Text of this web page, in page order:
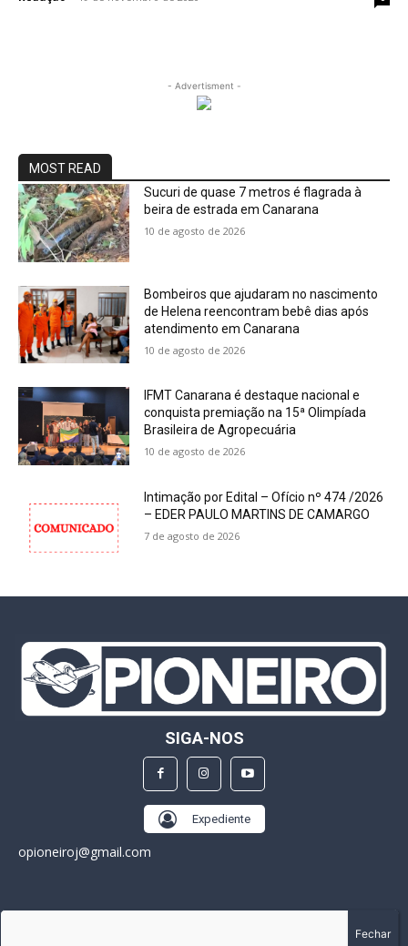
- Advertisment -
MOST READ
Sucuri de quase 7 metros é flagrada à
beira de estrada em Canarana
10 de agosto de 2026
Bombeiros que ajudaram no nascimento
de Helena reencontram bebê dias após
atendimento em Canarana
10 de agosto de 2026
IFMT Canarana é destaque nacional e
conquista premiação na 15ª Olimpíada
Brasileira de Agropecuária
10 de agosto de 2026
Intimação por Edital – Ofício nº 474 /2026
– EDER PAULO MARTINS DE CAMARGO
7 de agosto de 2026
SIGA-NOS
Expediente
opioneiroj@gmail.com